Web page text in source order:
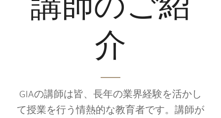
介
GIAの講師は皆、長年の業界経験を活かし
て授業を行う情熱的な教育者です。講師が